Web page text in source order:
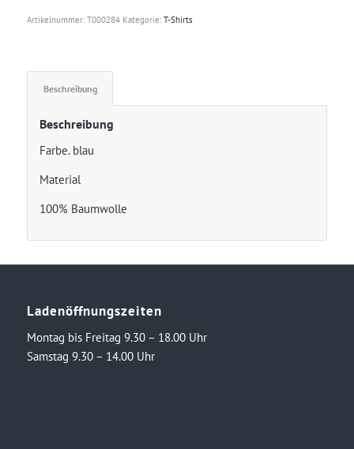
Artikelnummer: T000284 Kategorie: T-Shirts
Beschreibung
Beschreibung
Farbe. blau
Material
100% Baumwolle
Ladenöffnungszeiten
Montag bis Freitag 9.30 – 18.00 Uhr
Samstag 9.30 – 14.00 Uhr